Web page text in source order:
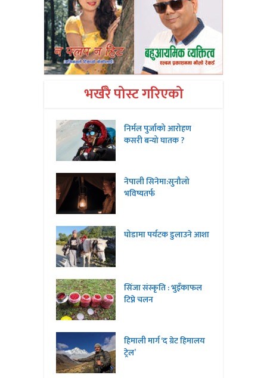
भर्खरै पोस्ट गरिएको
निर्मल पुर्जाको आरोहण
कसरी बन्यो घातक ?
नेपाली सिनेमा:सुनौलो
भविष्यतर्फ
घोडामा पर्यटक डुलाउने आशा
सिंजा संस्कृति : भुइँकाफल
टिप्ने चलन
हिमाली मार्ग ‘द ग्रेट हिमालय
ट्रेल’